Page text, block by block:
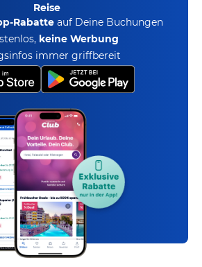
Reise
Rabatte auf Deine Buchungen
keine Werbung
immer griffbereit